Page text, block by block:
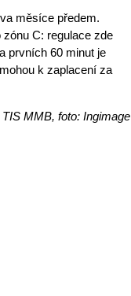
měsíce předem.
C: regulace zde
prvních 60 minut je
k zaplacení za
TIS MMB, foto: Ingimage